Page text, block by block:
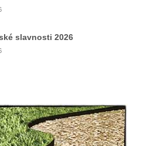
v Českých
na
v Českých
na nádvoří
slavnosti 2026